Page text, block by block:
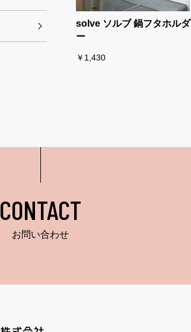
solve ソルブ 鍋フタホルダ
ー
￥1,430
CONTACT
お問い合わせ